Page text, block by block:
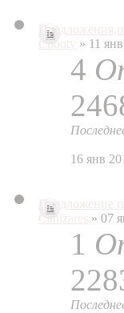
Chooty
» 11
4
16 янв
Предложение
Canizares
» 07
1